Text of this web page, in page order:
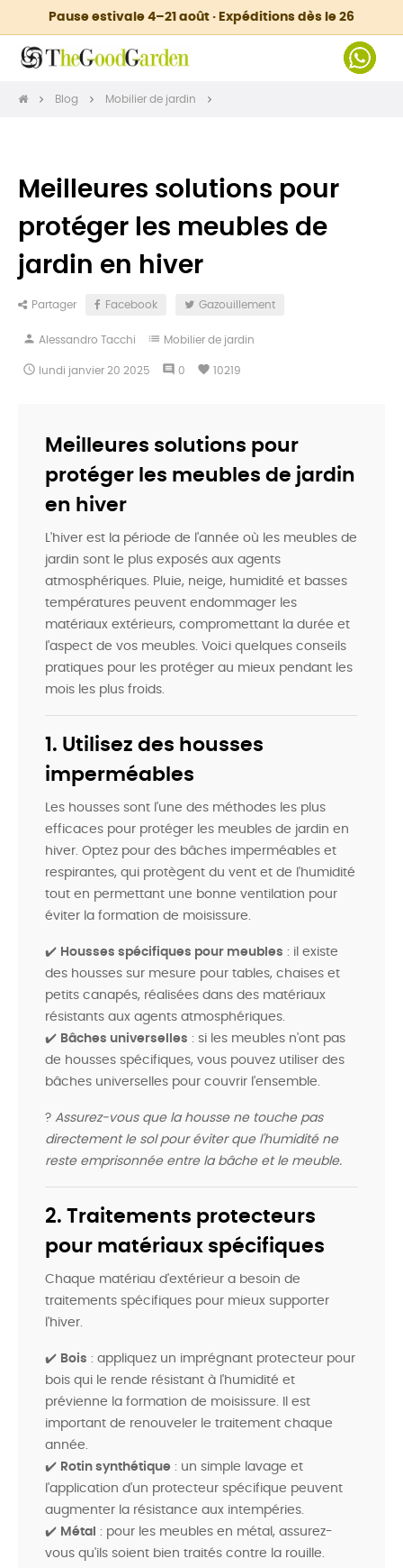
Pause estivale 4–21 août · Expéditions dès le 26
Blog Mobilier de jardin
Meilleures solutions pour
protéger les meubles de
jardin en hiver
Partager Facebook Gazouillement
person Alessandro Tacchi list Mobilier de jardin
 lundi janvier 20 2025 comment 0 favorite 10219
Meilleures solutions pour
protéger les meubles de jardin
en hiver
L'hiver est la période de l'année où les meubles de
jardin sont le plus exposés aux agents
atmosphériques. Pluie, neige, humidité et basses
températures peuvent endommager les
matériaux extérieurs, compromettant la durée et
l'aspect de vos meubles. Voici quelques conseils
pratiques pour les protéger au mieux pendant les
mois les plus froids.
1. Utilisez des housses
imperméables
Les housses sont l'une des méthodes les plus
efficaces pour protéger les meubles de jardin en
hiver. Optez pour des bâches imperméables et
respirantes, qui protègent du vent et de l'humidité
tout en permettant une bonne ventilation pour
éviter la formation de moisissure.
✔️ Housses spécifiques pour meubles : il existe
des housses sur mesure pour tables, chaises et
petits canapés, réalisées dans des matériaux
résistants aux agents atmosphériques.
✔️ Bâches universelles : si les meubles n'ont pas
de housses spécifiques, vous pouvez utiliser des
bâches universelles pour couvrir l'ensemble.
? Assurez-vous que la housse ne touche pas
directement le sol pour éviter que l'humidité ne
reste emprisonnée entre la bâche et le meuble.
2. Traitements protecteurs
pour matériaux spécifiques
Chaque matériau d'extérieur a besoin de
traitements spécifiques pour mieux supporter
l'hiver.
✔️ Bois : appliquez un imprégnant protecteur pour
bois qui le rende résistant à l'humidité et
prévienne la formation de moisissure. Il est
important de renouveler le traitement chaque
année.
✔️ Rotin synthétique : un simple lavage et
l'application d'un protecteur spécifique peuvent
augmenter la résistance aux intempéries.
✔️ Métal : pour les meubles en métal, assurez-
vous qu'ils soient bien traités contre la rouille.